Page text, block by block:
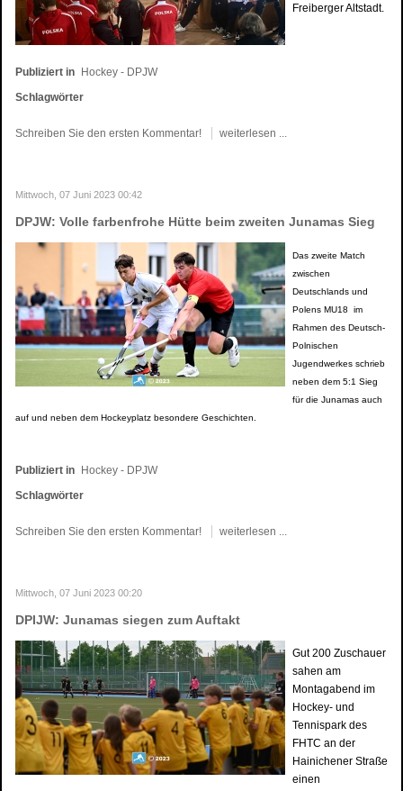
Freiberger Altstadt.
Publiziert in Hockey - DPJW
Schlagwörter
Schreiben Sie den ersten Kommentar! weiterlesen ...
Mittwoch, 07 Juni 2023 00:42
DPJW: Volle farbenfrohe Hütte beim zweiten Junamas Sieg
Das zweite Match
zwischen
Deutschlands und
Polens MU18 im
Rahmen des Deutsch-
Polnischen
Jugendwerkes schrieb
neben dem 5:1 Sieg
für die Junamas auch
auf und neben dem Hockeyplatz besondere Geschichten.
Publiziert in Hockey - DPJW
Schlagwörter
Schreiben Sie den ersten Kommentar! weiterlesen ...
Mittwoch, 07 Juni 2023 00:20
DPIJW: Junamas siegen zum Auftakt
Gut 200 Zuschauer
sahen am
Montagabend im
Hockey- und
Tennispark des
FHTC an der
Hainichener Straße
einen